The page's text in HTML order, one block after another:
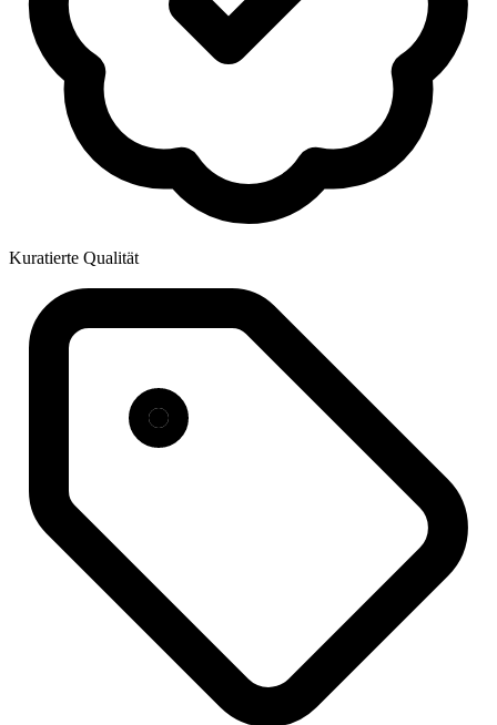
Kuratierte Qualität